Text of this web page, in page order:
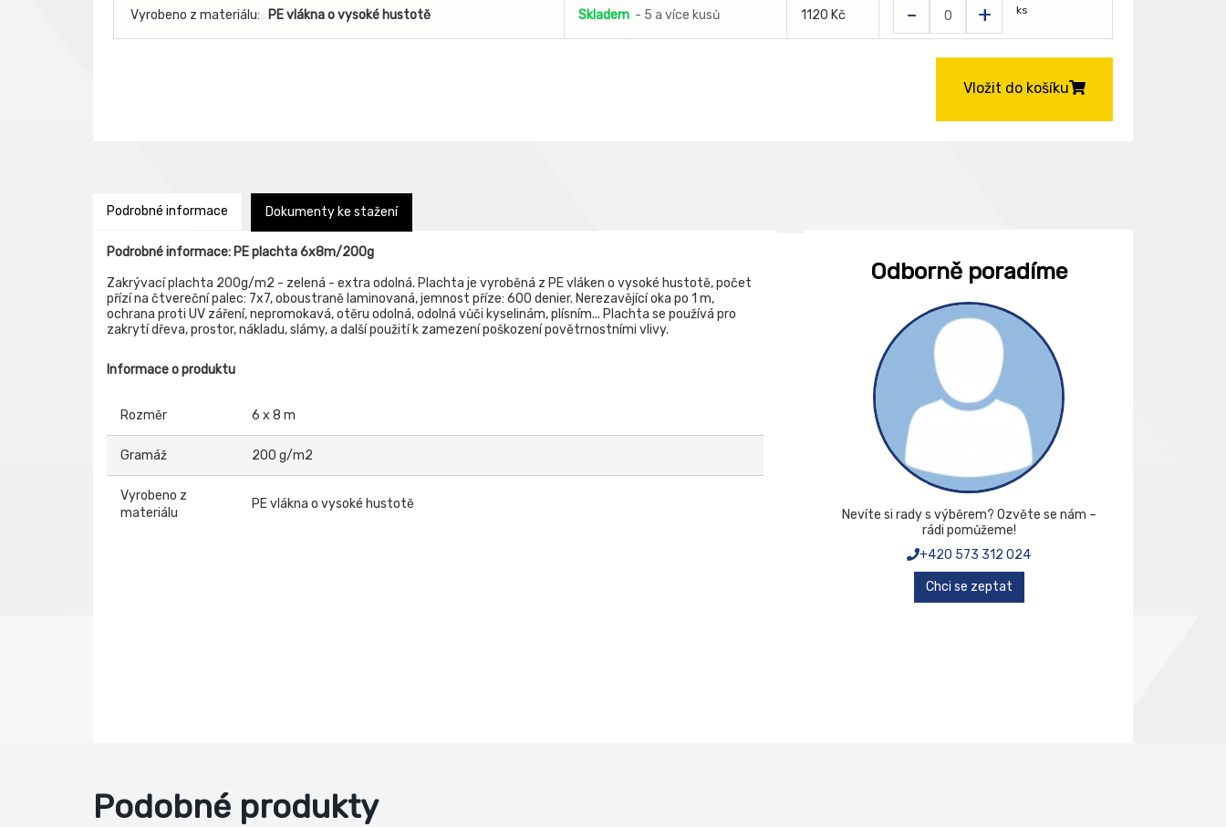
Vyrobeno z materiálu: PE vlákna o vysoké hustotě Skladem - 5 a více kusů 1120 Kč - + ks
Vložit do košíku
Podrobné informace Dokumenty ke stažení
Podrobné informace: PE plachta 6x8m/200g
Zakrývací plachta 200g/m2 - zelená - extra odolná. Plachta je vyroběná z PE vláken o vysoké hustotě, počet
přízí na čtvereční palec: 7x7, oboustraně laminovaná, jemnost příze: 600 denier. Nerezavějící oka po 1 m,
ochrana proti UV záření, nepromokavá, otěru odolná, odolná vůči kyselinám, plísním... Plachta se používá pro
zakrytí dřeva, prostor, nákladu, slámy, a další použití k zamezení poškození povětrnostními vlivy.
Informace o produktu
Rozměr 6 x 8 m
Gramáž 200 g/m2
Vyrobeno z
materiálu
PE vlákna o vysoké hustotě
Odborně poradíme
Nevíte si rady s výběrem? Ozvěte se nám –
rádi pomůžeme!
+420 573 312 024
Chci se zeptat
Podobné produkty